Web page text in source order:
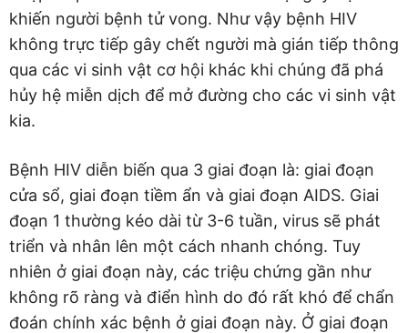
khiến người bệnh tử vong. Như vậy bệnh HIV
không trực tiếp gây chết người mà gián tiếp thông
qua các vi sinh vật cơ hội khác khi chúng đã phá
hủy hệ miễn dịch để mở đường cho các vi sinh vật
kia.
Bệnh HIV diễn biến qua 3 giai đoạn là: giai đoạn
cửa sổ, giai đoạn tiềm ẩn và giai đoạn AIDS. Giai
đoạn 1 thường kéo dài từ 3-6 tuần, virus sẽ phát
triển và nhân lên một cách nhanh chóng. Tuy
nhiên ở giai đoạn này, các triệu chứng gần như
không rõ ràng và điển hình do đó rất khó để chẩn
đoán chính xác bệnh ở giai đoạn này. Ở giai đoạn